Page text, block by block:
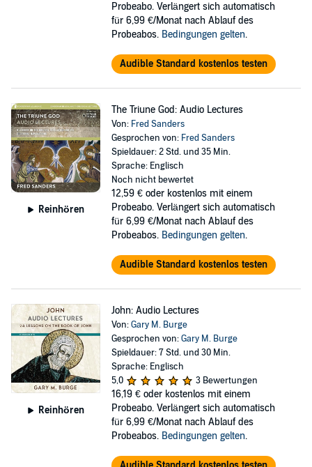
Probeabo. Verlängert sich automatisch
für 6,99 €/Monat nach Ablauf des
Probeabos. Bedingungen gelten.
Audible Standard kostenlos testen
Reinhören
The Triune God: Audio Lectures
Von: Fred Sanders
Gesprochen von: Fred Sanders
Spieldauer: 2 Std. und 35 Min.
Sprache: Englisch
Noch nicht bewertet
12,59 € oder kostenlos mit einem
Probeabo. Verlängert sich automatisch
für 6,99 €/Monat nach Ablauf des
Probeabos. Bedingungen gelten.
Audible Standard kostenlos testen
Reinhören
John: Audio Lectures
Von:Gary M. Burge
Gesprochen von:Gary M. Burge
Spieldauer: 7 Std. und 30 Min.
Sprache: Englisch
5,0
3 Bewertungen
16,19 € oder kostenlos mit einem
Probeabo. Verlängert sich automatisch
für 6,99 €/Monat nach Ablauf des
Probeabos. Bedingungen gelten.